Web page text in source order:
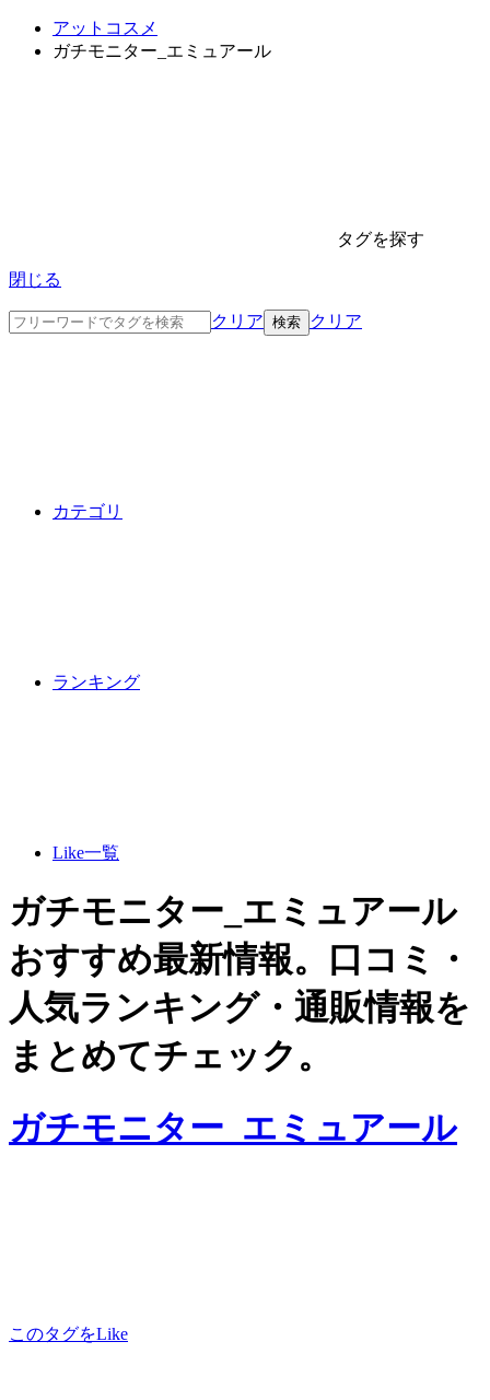
アットコスメ
ガチモニター_エミュアール
タグを探す
閉じる
クリア クリア
カテゴリ
ランキング
Like一覧
ガチモニター_エミュアール
おすすめ最新情報。口コミ・
人気ランキング・通販情報を
まとめてチェック。
ガチモニター_エミュアール
このタグをLike